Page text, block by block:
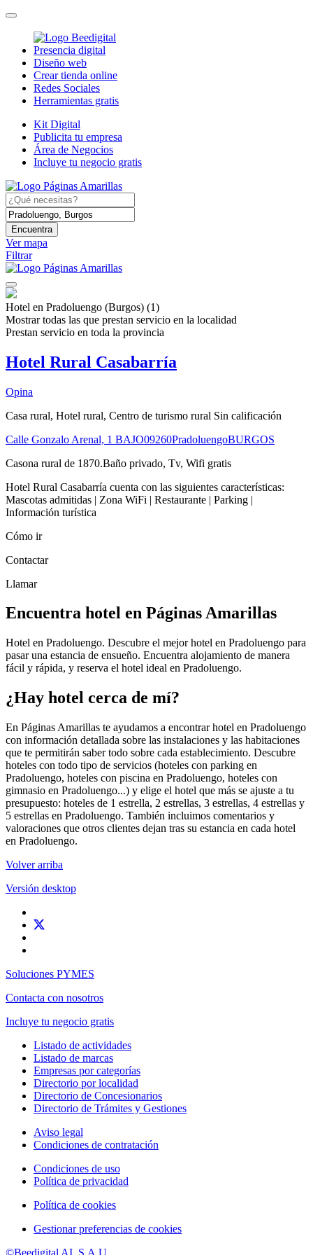
Presencia digital
Diseño web
Crear tienda online
Redes Sociales
Herramientas gratis
Kit Digital
Publicita tu empresa
Área de Negocios
Incluye tu negocio gratis
Encuentra
Ver mapa
Filtrar
Hotel en Pradoluengo (Burgos) (1)
Mostrar todas las que prestan servicio en la localidad
Prestan servicio en toda la provincia
Hotel Rural Casabarría
Opina
Casa rural, Hotel rural, Centro de turismo rural Sin calificación
Calle Gonzalo Arenal, 1 BAJO09260PradoluengoBURGOS
Casona rural de 1870.Baño privado, Tv, Wifi gratis
Hotel Rural Casabarría cuenta con las siguientes características:
Mascotas admitidas | Zona WiFi | Restaurante | Parking |
Información turística
Cómo ir
Contactar
Llamar
Encuentra hotel en Páginas Amarillas
Hotel en Pradoluengo. Descubre el mejor hotel en Pradoluengo para
pasar una estancia de ensueño. Encuentra alojamiento de manera
fácil y rápida, y reserva el hotel ideal en Pradoluengo.
¿Hay hotel cerca de mí?
En Páginas Amarillas te ayudamos a encontrar hotel en Pradoluengo
con información detallada sobre las instalaciones y las habitaciones
que te permitirán saber todo sobre cada establecimiento. Descubre
hoteles con todo tipo de servicios (hoteles con parking en
Pradoluengo, hoteles con piscina en Pradoluengo, hoteles con
gimnasio en Pradoluengo...) y elige el hotel que más se ajuste a tu
presupuesto: hoteles de 1 estrella, 2 estrellas, 3 estrellas, 4 estrellas y
5 estrellas en Pradoluengo. También incluimos comentarios y
valoraciones que otros clientes dejan tras su estancia en cada hotel
en Pradoluengo.
Volver arriba
Versión desktop
Soluciones PYMES
Contacta con nosotros
Incluye tu negocio gratis
Listado de actividades
Listado de marcas
Empresas por categorías
Directorio por localidad
Directorio de Concesionarios
Directorio de Trámites y Gestiones
Aviso legal
Condiciones de contratación
Condiciones de uso
Política de privacidad
Política de cookies
Gestionar preferencias de cookies